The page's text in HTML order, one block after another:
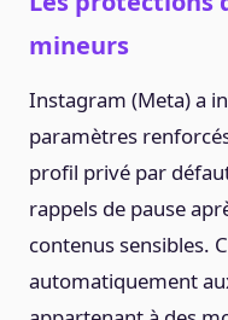
mineurs
Instagram (Meta) a
paramètres
profil privé par
rappels de pause
contenus sensibles.
automatiquement